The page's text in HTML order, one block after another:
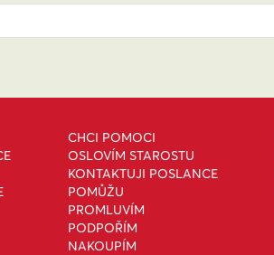
CHCI POMOCI
OSLOVÍM STAROSTU
KONTAKTUJI POSLANCE
POMŮŽU
PROMLUVÍM
PODPOŘÍM
NAKOUPÍM